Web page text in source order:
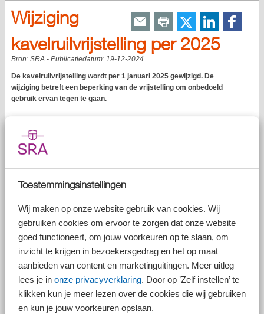
Toestemmingsinstellingen
Wij maken op onze website gebruik van cookies. Wij
gebruiken cookies om ervoor te zorgen dat onze website
goed functioneert, om jouw voorkeuren op te slaan, om
inzicht te krijgen in bezoekersgedrag en het op maat
aanbieden van content en marketinguitingen. Meer uitleg
lees je in onze privacyverklaring. Door op ’Zelf instellen’ te
klikken kun je meer lezen over de cookies die wij gebruiken
en kun je jouw voorkeuren opslaan.
Wijziging
kavelruilvrijstelling per 2025
Bron: SRA- Publicatiedatum: 19-12-2024
De kavelruilvrijstelling wordt per 1 januari 2025 gewijzigd. De
wijziging betreft een beperking van de vrijstelling om onbedoeld
gebruik ervan tegen te gaan.
Kavelruilvrijstelling
De kavelruilvrijstelling komt er in het kort op neer dat geen
overdrachtsbelasting verschuldigd is als percelen grond worden geruild
teneinde een landelijk gebied beter in te richten. Via kavelruil kan grond
bijvoorbeeld beter toegankelijk worden gemaakt voor agrariërs. De
vrijstelling heeft momenteel ook betrekking op gebouwen die zich op de
percelen grond bevinden.
Wijzigingen